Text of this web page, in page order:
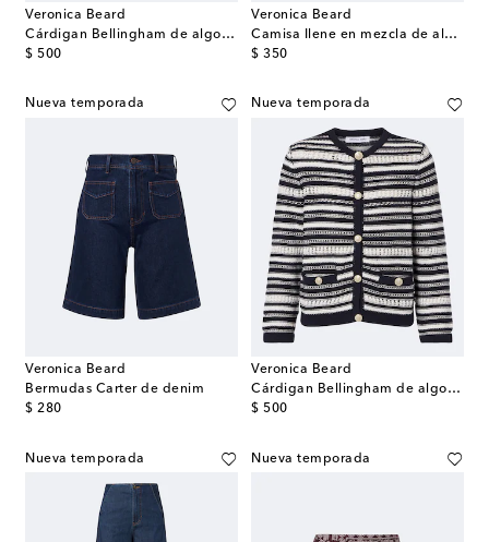
Veronica Beard
Cárdigan Bellingham de algodón
$ 500
original price
Veronica Beard
Camisa Ilene en mezcla de algodón estampada
$ 350
original price
Nueva temporada
Veronica Beard
Bermudas Carter de denim
$ 280
original price
Nueva temporada
Veronica Beard
Cárdigan Bellingham de algodón a rayas
$ 500
original price
Nueva temporada Nueva temporada